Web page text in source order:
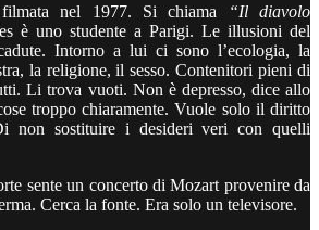
nel 1977. Si chiama
“Il diavolo
è uno studente a Parigi. Le illusioni del
Intorno a lui ci sono l’ecologia, la
la religione, il sesso. Contenitori pieni di
Li trova vuoti. Non è depresso, dice allo
troppo chiaramente. Vuole solo il diritto
non sostituire i desideri veri con quelli
sente un concerto di Mozart provenire da
Cerca la fonte. Era solo un televisore.